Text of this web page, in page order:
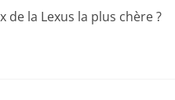
de la Lexus la plus chère ?